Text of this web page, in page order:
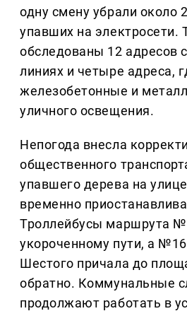
одну смену убрали около
упавших на электросети.
обследованы 12 адресов
линиях и четыре адреса,
железобетонные и
уличного освещения.
Непогода внесла
общественного
упавшего дерева на
временно
Троллейбусы маршрута
укороченному пути, а
Шестого причала до
обратно. Коммунальные
продолжают работать в